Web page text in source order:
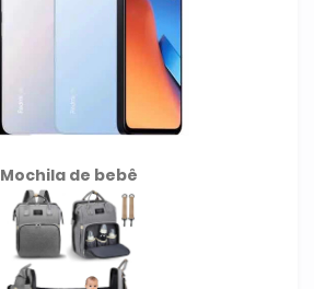
Mochila de bebê